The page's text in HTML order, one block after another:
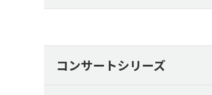
コンサートシリーズ